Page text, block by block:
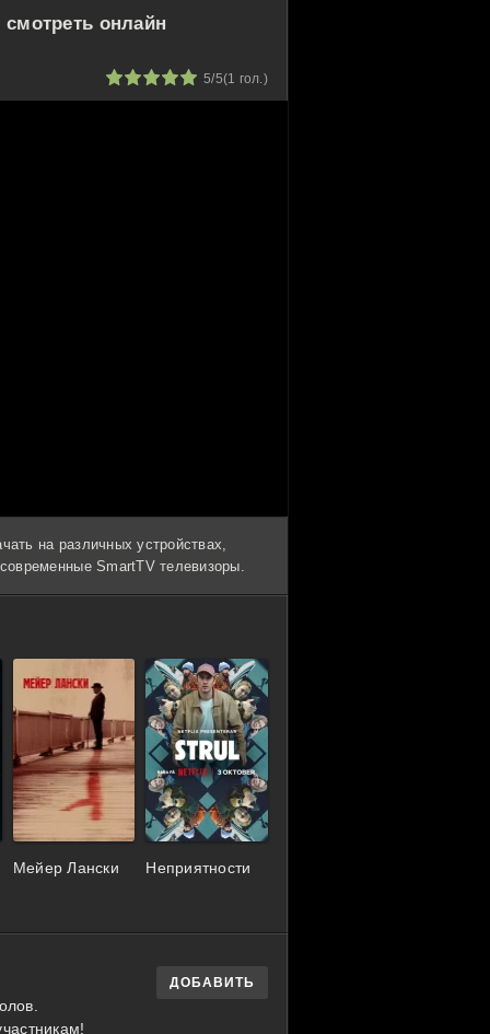
онлайн
5/5(1 гол.)
на различных устройствах,
SmartTV телевизоры.
Мейер Лански Неприятности
ДОБАВИТЬ